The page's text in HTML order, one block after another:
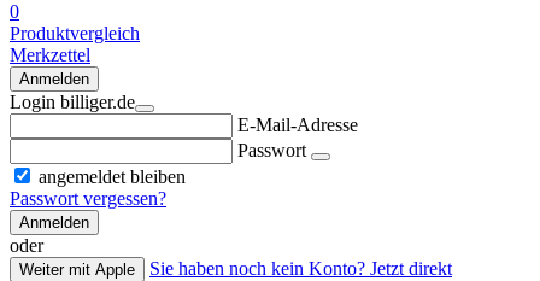
0
Produktvergleich
Merkzettel
Anmelden
Login billiger.de
E-Mail-Adresse
Passwort
angemeldet bleiben
Passwort vergessen?
Anmelden
oder
Weiter mit Apple
Sie haben noch kein Konto? Jetzt direkt